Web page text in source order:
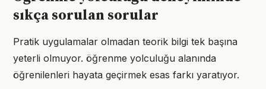
sıkça sorulan sorular
Pratik uygulamalar olmadan teorik bilgi tek başına
yeterli olmuyor. öğrenme yolculuğu alanında
öğrenilenleri hayata geçirmek esas farkı yaratıyor.